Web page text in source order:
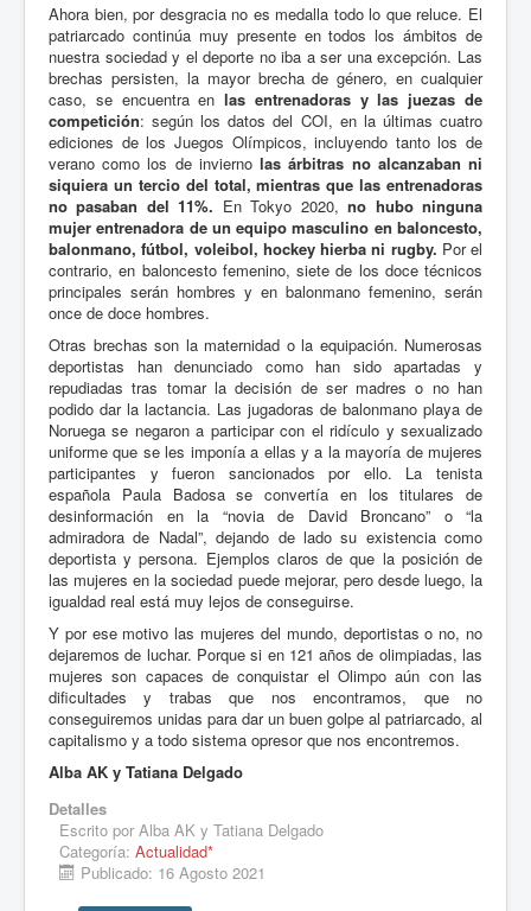
Ahora bien, por desgracia no es medalla todo lo que reluce. El
patriarcado continúa muy presente en todos los ámbitos de
nuestra sociedad y el deporte no iba a ser una excepción. Las
brechas persisten, la mayor brecha de género, en cualquier
caso, se encuentra enlas entrenadoras y las juezas de
competición: según los datos del COI, en la últimas cuatro
ediciones de los Juegos Olímpicos, incluyendo tanto los de
verano como los de inviernolas árbitras no alcanzaban ni
siquiera un tercio del total, mientras que las entrenadoras
no pasaban del 11%. En Tokyo 2020,no hubo ninguna
mujer entrenadora de un equipo masculino en baloncesto,
balonmano, fútbol, voleibol, hockey hierba ni rugby. Por el
contrario, en baloncesto femenino, siete de los doce técnicos
principales serán hombres y en balonmano femenino, serán
once de doce hombres.
Otras brechas son la maternidad o la equipación. Numerosas
deportistas han denunciado como han sido apartadas y
repudiadas tras tomar la decisión de ser madres o no han
podido dar la lactancia. Las jugadoras de balonmano playa de
Noruega se negaron a participar con el ridículo y sexualizado
uniforme que se les imponía a ellas y a la mayoría de mujeres
participantes y fueron sancionados por ello. La tenista
española Paula Badosa se convertía en los titulares de
desinformación en la “novia de David Broncano” o “la
admiradora de Nadal”, dejando de lado su existencia como
deportista y persona. Ejemplos claros de que la posición de
las mujeres en la sociedad puede mejorar, pero desde luego, la
igualdad real está muy lejos de conseguirse.
Y por ese motivo las mujeres del mundo, deportistas o no, no
dejaremos de luchar. Porque si en 121 años de olimpiadas, las
mujeres son capaces de conquistar el Olimpo aún con las
dificultades y trabas que nos encontramos, que no
conseguiremos unidas para dar un buen golpe al patriarcado, al
capitalismo y a todo sistema opresor que nos encontremos.
Alba AK y Tatiana Delgado
Detalles
Escrito por Alba AK y Tatiana Delgado
Categoría: Actualidad*
Publicado: 16 Agosto 2021